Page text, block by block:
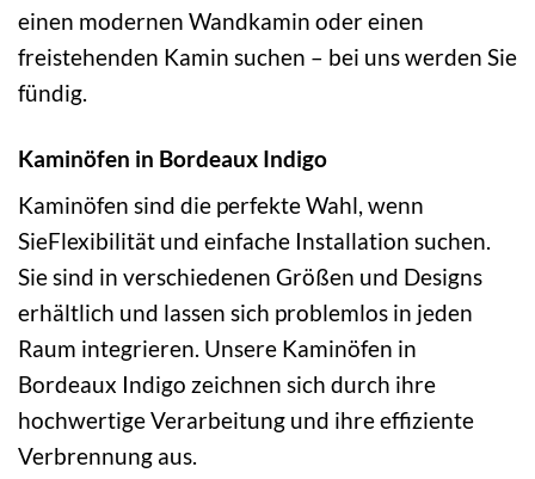
einen modernen Wandkamin oder einen
freistehenden Kamin suchen – bei uns werden Sie
fündig.
Kaminöfen in Bordeaux Indigo
Kaminöfen sind die perfekte Wahl, wenn
SieFlexibilität und einfache Installation suchen.
Sie sind in verschiedenen Größen und Designs
erhältlich und lassen sich problemlos in jeden
Raum integrieren. Unsere Kaminöfen in
Bordeaux Indigo zeichnen sich durch ihre
hochwertige Verarbeitung und ihre effiziente
Verbrennung aus.